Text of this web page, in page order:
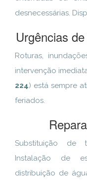
desnecessárias.
Urgências
Roturas,
intervenção
224) está sempre
feriados.
Substituição de
Instalação de
distribuição de